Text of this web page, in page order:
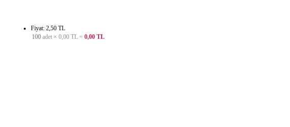
Fiyat: 2,50 TL
100adet × 0,00 TL= 0,00 TL